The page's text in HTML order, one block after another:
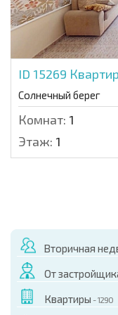
ID 15269
Солнечный берег
Комнат: 1
Этаж: 1
Вторичная
От
Квартиры - 1290